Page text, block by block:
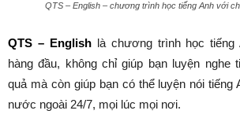
QTS – English – chương trình học tiếng Anh với
QTS – Englishlà chương trình học tiếng
hàng đầu, không chỉ giúp bạn luyện nghe
quả mà còn giúp bạn có thể luyện nói tiếng
nước ngoài 24/7, mọi lúc mọi nơi.